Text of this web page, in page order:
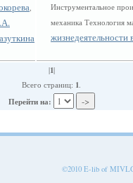
,
Инструментальное
механика Технология
жизнедеятельности
|1|
Всего страниц: 1.
Перейти на:
©2010 E-lib of